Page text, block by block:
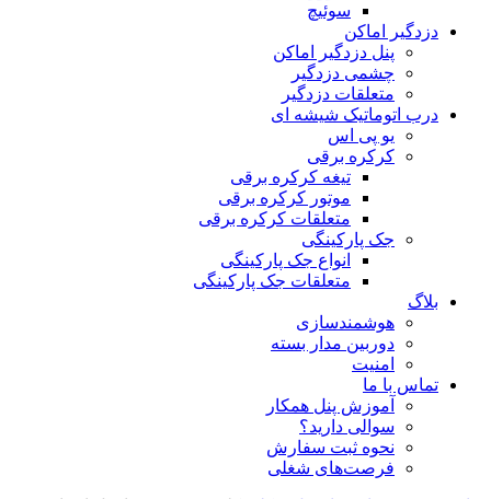
سوئیچ
دزدگیر اماکن
پنل دزدگیر اماکن
چشمی دزدگیر
متعلقات دزدگیر
درب اتوماتیک شیشه ای
یو پی اس
کرکره برقی
تیغه کرکره برقی
موتور کرکره برقی
متعلقات کرکره برقی
جک پارکینگی
انواع جک پارکینگی
متعلقات جک پارکینگی
بلاگ
هوشمندسازی
دوربین مدار بسته
امنیت
تماس با ما
آموزش پنل همکار
سوالی دارید؟
نحوه ثبت سفارش
فرصت‌های شغلی